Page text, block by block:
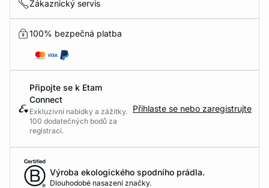
Zákaznický servis
100% bezpečná platba
Připojte se k Etam
Connect
Exkluzivní nabídky a zážitky.
100 dodatečných bodů za
registraci.
Přihlaste se nebo zaregistrujte
Výroba ekologického spodního prádla.
Dlouhodobé nasazení značky.